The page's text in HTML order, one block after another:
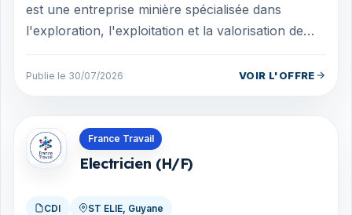
est une entreprise minière spécialisée dans
l'exploration, l'exploitation et la valorisation de
Publie le 30/07/2026 VOIR L'OFFRE
France Travail
Electricien (H/F)
CDI ST ELIE, Guyane
Offres en Guyane